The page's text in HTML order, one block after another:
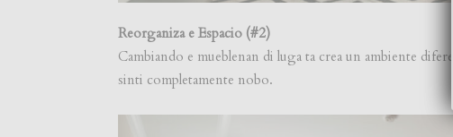
Reorganiza e Espacio (#2)
Cambiando e mueblenan di luga ta crea un ambiente
sinti completamente nobo.